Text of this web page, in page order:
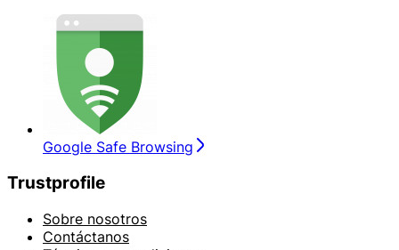
Google Safe Browsing
Trustprofile
Sobre nosotros
Contáctanos